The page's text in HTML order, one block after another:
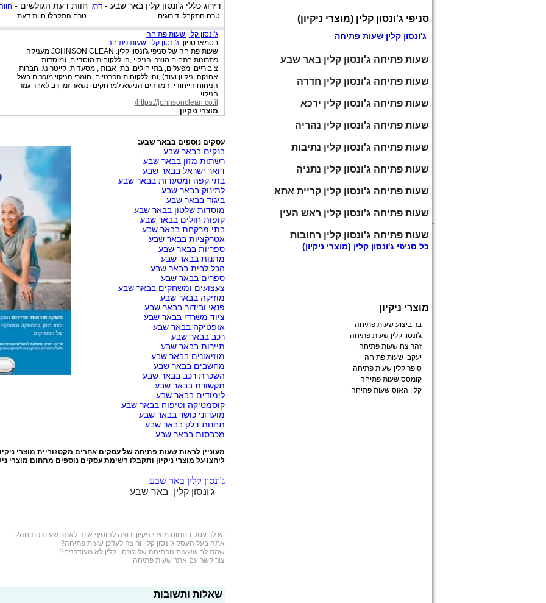
חוות דעת הגולשים -
טרם התקבלו חוות דעת
דירוג כלליג'ונסון קלין באר שבע -דרג
טרם התקבלו דירוגים
ג'ונסון קלין שעות פתיחה
בסמארטפון:ג'ונסון קלין שעות פתיחה
שעות פתיחה של סניפי ג'ונסון קלין. JOHNSON CLEAN מעניקה
פתרונות בתחום מוצרי הניקוי ,הן ללקוחות מוסדיים, (מוסדות
ציבוריים, מפעלים, בתי חולים, בתי אבות , מסעדות, קייטרינג, חברות
אחזקה וניקיון ועוד) ,והן ללקוחות הפרטיים. חומרי הניקוי מוכרים בשל
הניחוח הייחודי והמדהים הנישא למרחקים ונשאר זמן רב לאחר גמר
הניקוי.
https://johnsonclean.co.il/
מוצרי ניקיון
עסקים נוספים בבאר שבע:
בנקים בבאר שבע
רשתות מזון בבאר שבע
דואר ישראל בבאר שבע
בתי קפה ומסעדות בבאר שבע
לתינוק בבאר שבע
ביגוד בבאר שבע
מוסדות שלטון בבאר שבע
קופות חולים בבאר שבע
בתי מרקחת בבאר שבע
אטרקציות בבאר שבע
ספריות בבאר שבע
מתנות בבאר שבע
הכל לבית בבאר שבע
ספרים בבאר שבע
צעצועים ומשחקים בבאר שבע
מוזיקה בבאר שבע
פנאי ובידור בבאר שבע
ציוד משרדי בבאר שבע
אופטיקה בבאר שבע
רכב בבאר שבע
תיירות בבאר שבע
מוזיאונים בבאר שבע
מחשבים בבאר שבע
השכרת רכב בבאר שבע
תקשורת בבאר שבע
לימודים בבאר שבע
קוסמטיקה וטיפוח בבאר שבע
מועדוני כושר בבאר שבע
תחנות דלק בבאר שבע
מכבסות בבאר שבע
מעוניין לראות שעות פתיחה של עסקים אחרים מקטגוריית מוצרי
ליחצו על מוצרי ניקיון ותקבלו רשימת עסקים נוספים מתחום מוצרי
ג'ונסון קלין באר שבע
ג'ונסון קלין באר שבע
יש לך עסק בתחוםמוצרי ניקיון ורוצה להוסיף אותו לאתר שעות פתיחה?
אתה בעל העסק ג'ונסון קלין ורוצה לעדכן שעות פתיחה?
שמת לב ששעות הפתיחה של ג'ונסון קלין לא מעודכנים?
צור קשר עם אתר שעות פתיחה
שאלות ותשובות
סניפי ג'ונסון קלין (מוצרי ניקיון)
ג'ונסון קלין שעות פתיחה
שעות פתיחה ג'ונסון קלין באר שבע
שעות פתיחה ג'ונסון קלין חדרה
שעות פתיחה ג'ונסון קלין ירכא
שעות פתיחה ג'ונסון קלין נהריה
שעות פתיחה ג'ונסון קלין נתיבות
שעות פתיחה ג'ונסון קלין נתניה
שעות פתיחה ג'ונסון קלין קריית אתא
שעות פתיחה ג'ונסון קלין ראש העין
שעות פתיחה ג'ונסון קלין רחובות
כל סניפי ג'ונסון קלין (מוצרי ניקיון)
מוצרי ניקיון
בר ביצוע שעות פתיחה
ג'ונסון קלין שעות פתיחה
זהר צח שעות פתיחה
יעקבי שעות פתיחה
סופר קלין שעות פתיחה
קומסס שעות פתיחה
קלין האוס שעות פתיחה